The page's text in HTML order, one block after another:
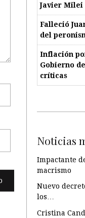
Javier Milei
Falleció
del
Inflación
Gobierno
críticas
Noticias
Impactante
macrismo
Nuevo
los…
Cristina